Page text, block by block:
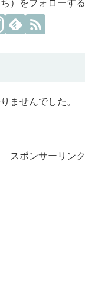
）をフォローする
ませんでした。
スポンサーリンク